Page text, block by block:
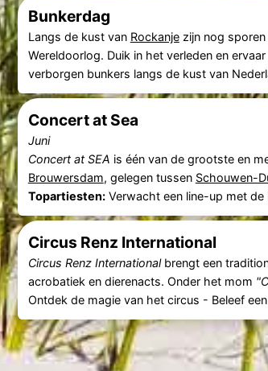
Bunkerdag
Langs de kust van Rockanjezijn nog sporen
Wereldoorlog. Duik in het verleden en
verborgen bunkers langs de kust van
Concert at Sea
Juni
Concert at SEA is één van de grootste en
Brouwersdam, gelegen tussen Schouwen-
Topartiesten:Verwacht een line-up met de
Circus Renz International
Circus Renz Internationalbrengt een
acrobatiek en dierenacts. Onder het mom
Ontdek de magie van het circus - Beleef